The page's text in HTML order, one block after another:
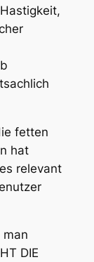
fetten
hat
relevant
man
DIE